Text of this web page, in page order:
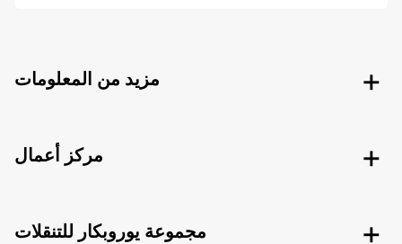
مزيد من المعلومات
مركز أعمال
مجموعة يوروبكار للتنقلات